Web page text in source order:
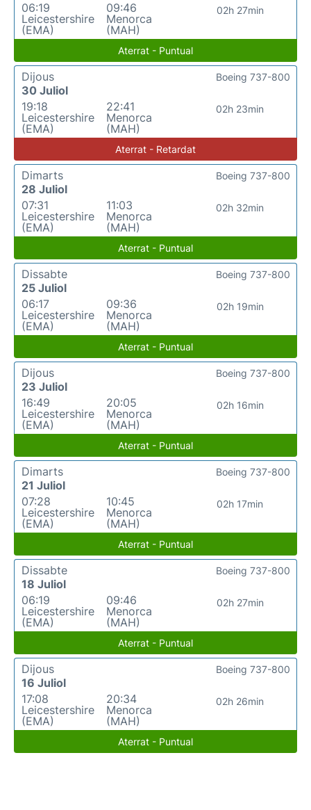
06:19
Leicestershire
(EMA)
09:46
Menorca
(MAH)
02h 27min
Aterrat - Puntual
Dijous
30 Juliol
19:18
Leicestershire
(EMA)
22:41
Menorca
(MAH)
02h 23min
Boeing 737-800
Aterrat - Retardat
Dimarts
28 Juliol
07:31
Leicestershire
(EMA)
11:03
Menorca
(MAH)
02h 32min
Boeing 737-800
Aterrat - Puntual
Dissabte
25 Juliol
06:17
Leicestershire
(EMA)
09:36
Menorca
(MAH)
02h 19min
Boeing 737-800
Aterrat - Puntual
Dijous
23 Juliol
16:49
Leicestershire
(EMA)
20:05
Menorca
(MAH)
02h 16min
Boeing 737-800
Aterrat - Puntual
Dimarts
21 Juliol
07:28
Leicestershire
(EMA)
10:45
Menorca
(MAH)
02h 17min
Boeing 737-800
Aterrat - Puntual
Dissabte
18 Juliol
06:19
Leicestershire
(EMA)
09:46
Menorca
(MAH)
02h 27min
Boeing 737-800
Aterrat - Puntual
Dijous
16 Juliol
17:08
Leicestershire
(EMA)
20:34
Menorca
(MAH)
02h 26min
Boeing 737-800
Aterrat - Puntual